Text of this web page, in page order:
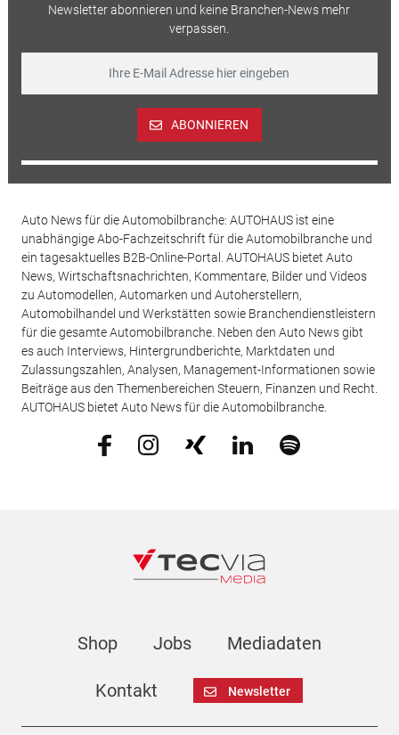
Newsletter abonnieren und keine Branchen-News mehr
verpassen.
ABONNIEREN
Auto News für die Automobilbranche: AUTOHAUS ist eine
unabhängige Abo-Fachzeitschrift für die Automobilbranche und
ein tagesaktuelles B2B-Online-Portal. AUTOHAUS bietet Auto
News, Wirtschaftsnachrichten, Kommentare, Bilder und Videos
zu Automodellen, Automarken und Autoherstellern,
Automobilhandel und Werkstätten sowie Branchendienstleistern
für die gesamte Automobilbranche. Neben den Auto News gibt
es auch Interviews, Hintergrundberichte, Marktdaten und
Zulassungszahlen, Analysen, Management-Informationen sowie
Beiträge aus den Themenbereichen Steuern, Finanzen und Recht.
AUTOHAUS bietet Auto News für die Automobilbranche.
Shop Jobs Mediadaten
Kontakt Newsletter